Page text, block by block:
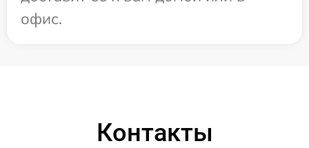
офис.
Контакты